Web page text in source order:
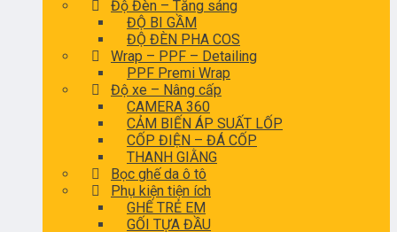
Độ Đèn – Tăng sáng
ĐỘ BI GẦM
ĐỘ ĐÈN PHA COS
Wrap – PPF – Detailing
PPF Premi Wrap
Độ xe – Nâng cấp
CAMERA 360
CẢM BIẾN ÁP SUẤT LỐP
CỐP ĐIỆN – ĐÁ CỐP
THANH GIẰNG
Bọc ghế da ô tô
Phụ kiện tiện ích
GHẾ TRẺ EM
GỐI TỰA ĐẦU